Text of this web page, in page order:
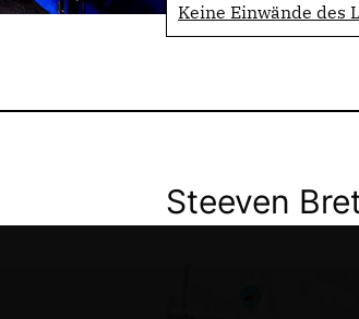
Keine Einwände des
Steeven